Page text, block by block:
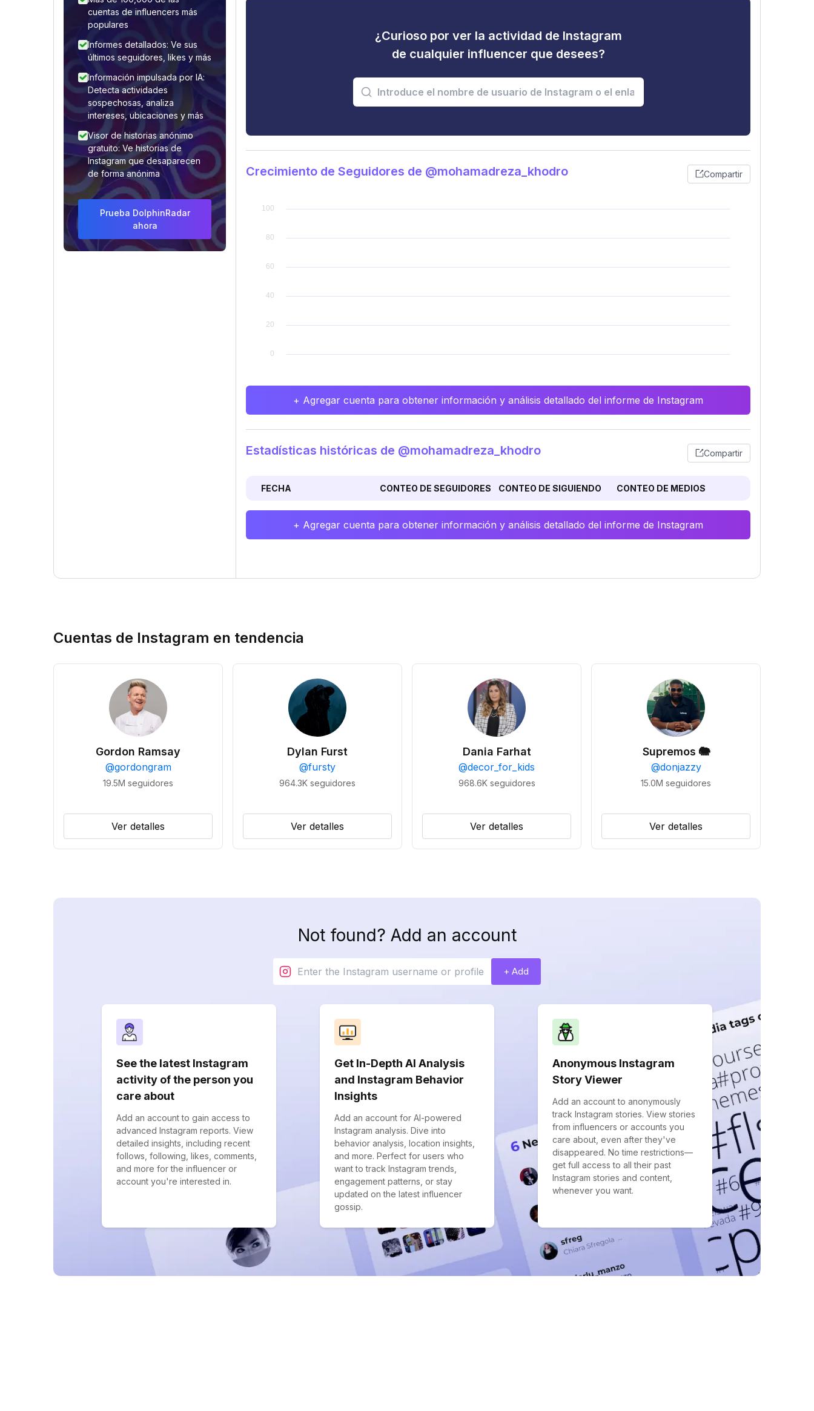
cuentas de influencers más
populares
Informes detallados: Ve sus
últimos seguidores, likes y más
Información impulsada por IA:
Detecta actividades
sospechosas, analiza
intereses, ubicaciones y más
Visor de historias anónimo
gratuito: Ve historias de
Instagram que desaparecen
de forma anónima
Prueba DolphinRadar
ahora
¿Curioso por ver la actividad de Instagram
de cualquier influencer que desees?
Crecimiento de Seguidores de @mohamadreza_khodro Compartir
+ Agregar cuenta para obtener información y análisis detallado del informe de Instagram
Estadísticas históricas de @mohamadreza_khodro Compartir
FECHA CONTEO DE SEGUIDORES CONTEO DE SIGUIENDO CONTEO DE MEDIOS
+ Agregar cuenta para obtener información y análisis detallado del informe de Instagram
Cuentas de Instagram en tendencia
Gordon Ramsay
@gordongram
19.5M seguidores
Ver detalles
Dylan Furst
@fursty
964.3K seguidores
Ver detalles
Dania Farhat
@decor_for_kids
968.6K seguidores
Ver detalles
Supremos 🐘
@donjazzy
15.0M seguidores
Ver detalles
Not found? Add an account
+ Add
See the latest Instagram
activity of the person you
care about
Add an account to gain access to
advanced Instagram reports. View
detailed insights, including recent
follows, following, likes, comments,
and more for the influencer or
account you're interested in.
Get In-Depth AI Analysis
and Instagram Behavior
Insights
Add an account for AI-powered
Instagram analysis. Dive into
behavior analysis, location insights,
and more. Perfect for users who
want to track Instagram trends,
engagement patterns, or stay
updated on the latest influencer
gossip.
Anonymous Instagram
Story Viewer
Add an account to anonymously
track Instagram stories. View stories
from influencers or accounts you
care about, even after they've
disappeared. No time restrictions—
get full access to all their past
Instagram stories and content,
whenever you want.